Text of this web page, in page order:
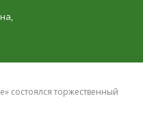
состоялся торжественный